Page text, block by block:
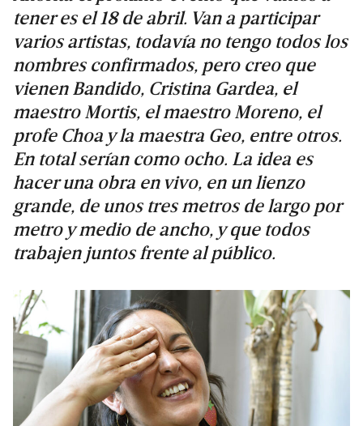
tener es el 18 de abril. Van a participar
varios artistas, todavía no tengo todos los
nombres confirmados, pero creo que
vienen Bandido, Cristina Gardea, el
maestro Mortis, el maestro Moreno, el
profe Choa y la maestra Geo, entre otros.
En total serían como ocho. La idea es
hacer una obra en vivo, en un lienzo
grande, de unos tres metros de largo por
metro y medio de ancho, y que todos
trabajen juntos frente al público.